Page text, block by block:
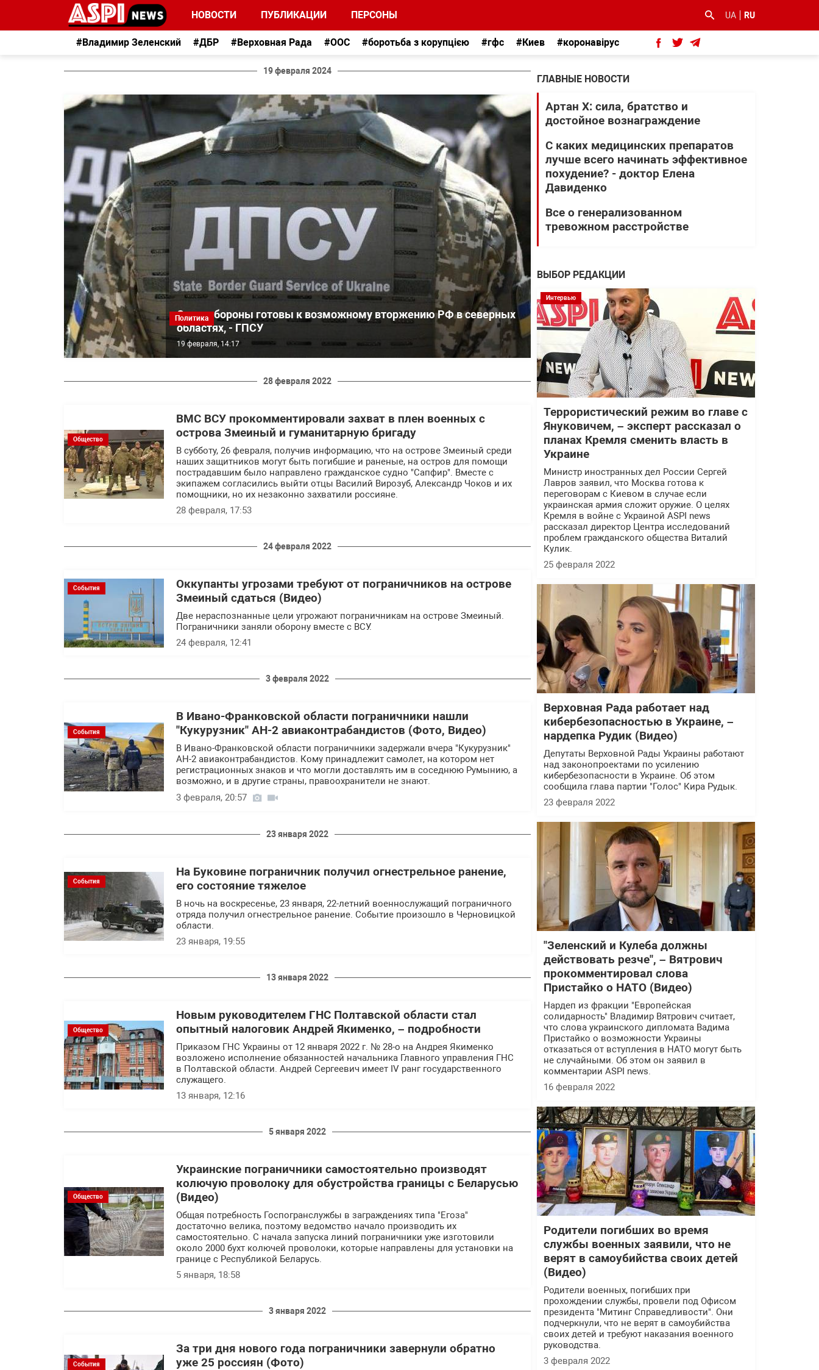
НОВОСТИ ПУБЛИКАЦИИ ПЕРСОНЫ UA RU
#Владимир Зеленский #ДБР #Верховная Рада #ООС #боротьба з корупцією #гфс #Киев #коронавірус
19 февраля 2024
Политика
Силы обороны готовы к возможному вторжению РФ в северных
областях, - ГПСУ
19 февраля, 14:17
28 февраля 2022
Общество
ВМС ВСУ прокомментировали захват в плен военных с
острова Змеиный и гуманитарную бригаду
В субботу, 26 февраля, получив информацию, что на острове Змеиный среди
наших защитников могут быть погибшие и раненые, на остров для помощи
пострадавшим было направлено гражданское судно "Сапфир". Вместе с
экипажем согласились выйти отцы Василий Вирозуб, Александр Чоков и их
помощники, но их незаконно захватили россияне.
28 февраля, 17:53
24 февраля 2022
События
Оккупанты угрозами требуют от пограничников на острове
Змеиный сдаться (Видео)
Две нераспознанные цели угрожают пограничникам на острове Змеиный.
Пограничники заняли оборону вместе с ВСУ.
24 февраля, 12:41
3 февраля 2022
События
В Ивано-Франковской области пограничники нашли
"Кукурузник" АН-2 авиаконтрабандистов (Фото, Видео)
В Ивано-Франковской области пограничники задержали вчера "Кукурузник"
АН-2 авиаконтрабандистов. Кому принадлежит самолет, на котором нет
регистрационных знаков и что могли доставлять им в соседнюю Румынию, а
возможно, и в другие страны, правоохранители не знают.
3 февраля, 20:57
23 января 2022
События
На Буковине пограничник получил огнестрельное ранение,
его состояние тяжелое
В ночь на воскресенье, 23 января, 22-летний военнослужащий пограничного
отряда получил огнестрельное ранение. Событие произошло в Черновицкой
области.
23 января, 19:55
13 января 2022
Общество
Новым руководителем ГНС Полтавской области стал
опытный налоговик Андрей Якименко, – подробности
Приказом ГНС Украины от 12 января 2022 г. № 28-о на Андрея Якименко
возложено исполнение обязанностей начальника Главного управления ГНС
в Полтавской области. Андрей Сергеевич имеет IV ранг государственного
служащего.
13 января, 12:16
5 января 2022
Общество
Украинские пограничники самостоятельно производят
колючую проволоку для обустройства границы с Беларусью
(Видео)
Общая потребность Госпогранслужбы в заграждениях типа "Егоза"
достаточно велика, поэтому ведомство начало производить их
самостоятельно. С начала запуска линий пограничники уже изготовили
около 2000 бухт колючей проволоки, которые направлены для установки на
границе с Республикой Беларусь.
5 января, 18:58
3 января 2022
События
За три дня нового года пограничники завернули обратно
уже 25 россиян (Фото)
ГЛАВНЫЕ НОВОСТИ
Артан Х: сила, братство и
достойное вознаграждение
С каких медицинских препаратов
лучше всего начинать эффективное
похудение? - доктор Елена
Давиденко
Все о генерализованном
тревожном расстройстве
ВЫБОР РЕДАКЦИИ
Интервью
Террористический режим во главе с
Януковичем, – эксперт рассказал о
планах Кремля сменить власть в
Украине
Министр иностранных дел России Сергей
Лавров заявил, что Москва готова к
переговорам с Киевом в случае если
украинская армия сложит оружие. О целях
Кремля в войне с Украиной ASPI news
рассказал директор Центра исследований
проблем гражданского общества Виталий
Кулик.
25 февраля 2022
Верховная Рада работает над
кибербезопасностью в Украине, –
нардепка Рудик (Видео)
Депутаты Верховной Рады Украины работают
над законопроектами по усилению
кибербезопасности в Украине. Об этом
сообщила глава партии "Голос" Кира Рудык.
23 февраля 2022
"Зеленский и Кулеба должны
действовать резче", – Вятрович
прокомментировал слова
Пристайко о НАТО (Видео)
Нардеп из фракции "Европейская
солидарность" Владимир Вятрович считает,
что слова украинского дипломата Вадима
Пристайко о возможности Украины
отказаться от вступления в НАТО могут быть
не случайными. Об этом он заявил в
комментарии ASPI news.
16 февраля 2022
Родители погибших во время
службы военных заявили, что не
верят в самоубийства своих детей
(Видео)
Родители военных, погибших при
прохождении службы, провели под Офисом
президента "Митинг Справедливости". Они
подчеркнули, что не верят в самоубийства
своих детей и требуют наказания военного
руководства.
3 февраля 2022